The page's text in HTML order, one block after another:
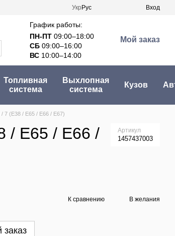
Укр Рус Вход
График работы:
ПН-ПТ 09:00–18:00
СБ 09:00–16:00
ВС 10:00–14:00
Мой заказ
Топливная
система
Выхлопная
система
Кузов
7 (E38 / E65 / E66 / E67)
/ E65 / E66 /
Артикул
1457437003
К сравнению В желания